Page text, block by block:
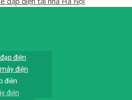
điện
điện
điện
điện